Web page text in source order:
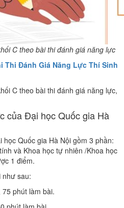
C theo bài thi đánh giá năng lực
Thi Đánh Giá Năng Lực Thí Sinh
C theo bài thi đánh giá năng lực,
của Đại học Quốc gia Hà
Quốc gia Hà Nội gồm 3 phần:
và Khoa học tự nhiên /Khoa học
1 điểm.
như sau:
phút làm bài.